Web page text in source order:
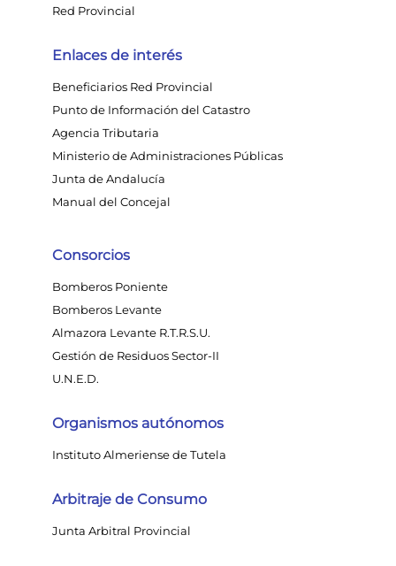
Red Provincial
Enlaces de interés
Beneficiarios Red Provincial
Punto de Información del Catastro
Agencia Tributaria
Ministerio de Administraciones Públicas
Junta de Andalucía
Manual del Concejal
Consorcios
Bomberos Poniente
Bomberos Levante
Almazora Levante R.T.R.S.U.
Gestión de Residuos Sector-II
U.N.E.D.
Organismos autónomos
Instituto Almeriense de Tutela
Arbitraje de Consumo
Junta Arbitral Provincial